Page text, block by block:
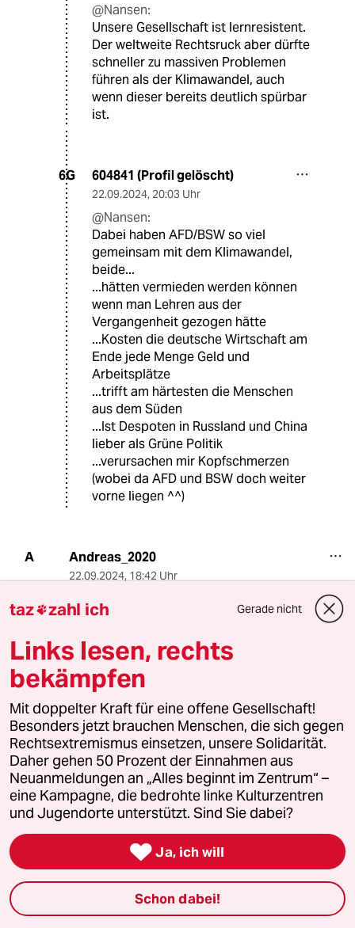
@Nansen:
Unsere Gesellschaft ist lernresistent.
Der weltweite Rechtsruck aber dürfte
schneller zu massiven Problemen
führen als der Klimawandel, auch
wenn dieser bereits deutlich spürbar
ist.
6G 604841 (Profil gelöscht)
22.09.2024, 20:03 Uhr
@Nansen:
Dabei haben AFD/BSW so viel
gemeinsam mit dem Klimawandel,
beide...
...hätten vermieden werden können
wenn man Lehren aus der
Vergangenheit gezogen hätte
...Kosten die deutsche Wirtschaft am
Ende jede Menge Geld und
Arbeitsplätze
...trifft am härtesten die Menschen
aus dem Süden
...Ist Despoten in Russland und China
lieber als Grüne Politik
...verursachen mir Kopfschmerzen
(wobei da AFD und BSW doch weiter
vorne liegen ^^)
A Andreas_2020
22.09.2024, 18:42 Uhr
Auch hier hat die AfD den Nachweis erbringen
können, dass sie viele Wähler hat, dass sie eine
wahrscheinlich nicht die Politik durch
bestimmen. Das Problem ist leider, dass wir
uns jetzt freuen, aber wie geht es weiter. Darauf
liefern momentan die demokratischen Parteien
nicht die besten Antworten. Das müssten sie
aber mal machen. Sonst kommt das, was viele
nicht wollen am Ende doch.
Immerhin hat die SPD ihre Kampagne im Griff
gehabt. Das ist ein kleiner Lichtblick.
23.09.2024,05:24 Uhr
@Andreas_2020:
taz zahl ich Gerade nicht
Links lesen, rechts
bekämpfen
Mit doppelter Kraft für eine offene Gesellschaft!
Besonders jetzt brauchen Menschen, die sich gegen
Rechtsextremismus einsetzen, unsere Solidarität.
Daher gehen 50 Prozent der Einnahmen aus
Neuanmeldungen an „Alles beginnt im Zentrum“ –
eine Kampagne, die bedrohte linke Kulturzentren
und Jugendorte unterstützt. Sind Sie dabei?
 Ja, ich will
Schon dabei!